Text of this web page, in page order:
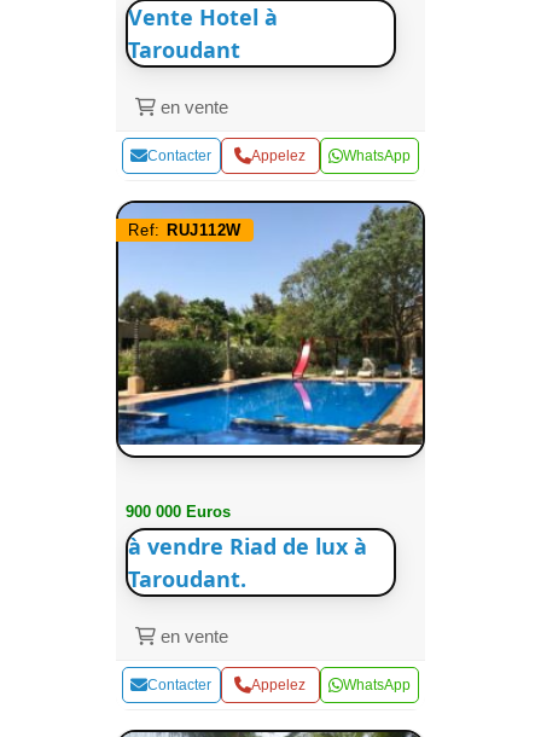
Vente Hotel à
Taroudant
en vente
Contacter Appelez WhatsApp
Ref: RUJ112W
900 000 Euros
à vendre Riad de lux à
Taroudant.
en vente
Contacter Appelez WhatsApp